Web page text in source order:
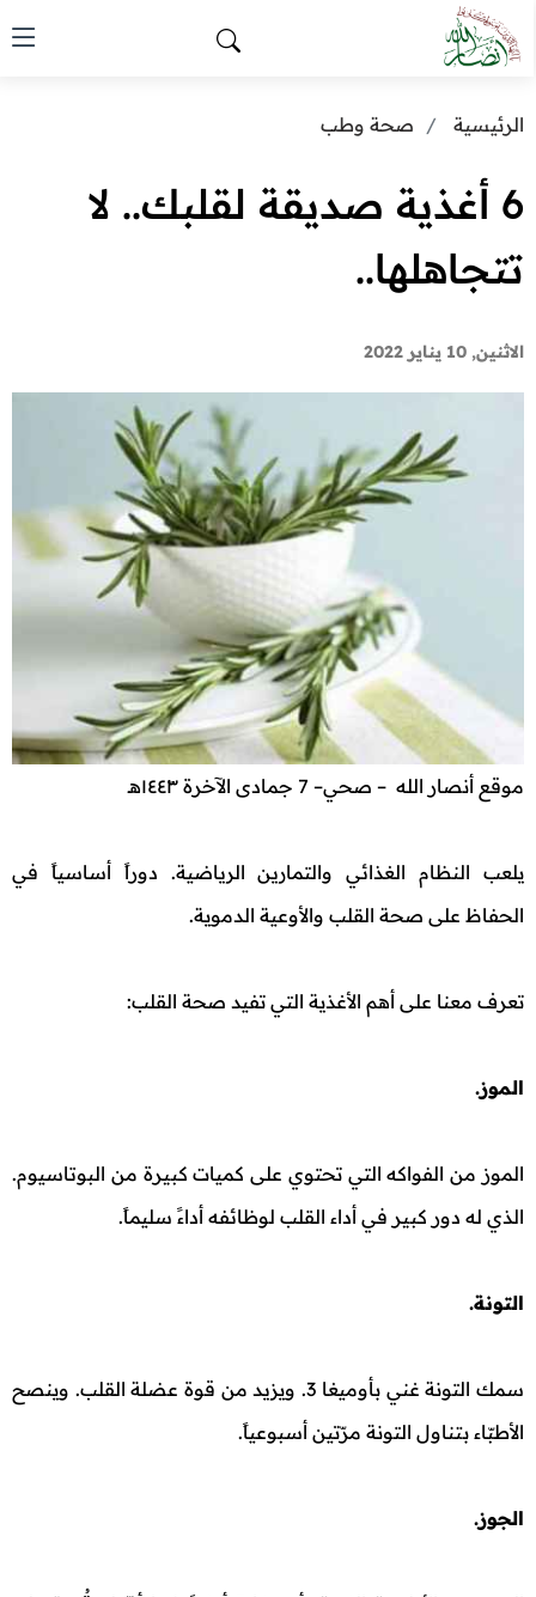
الرئيسية صحة وطب
6 أغذية صديقة لقلبك.. لا
تتجاهلها..
الاثنين, 10 يناير 2022
موقع أنصار الله – صحي– 7 جمادى الآخرة ١٤٤٣هـ
يلعب النظام الغذائي والتمارين الرياضية. دوراً أساسياً في
الحفاظ على صحة القلب والأوعية الدموية.
تعرف معنا على أهم الأغذية التي تفيد صحة القلب:
الموز.
الموز من الفواكه التي تحتوي على كميات كبيرة من البوتاسيوم.
الذي له دور كبير في أداء القلب لوظائفه أداءً سليماً.
التونة.
سمك التونة غني بأوميغا 3. ويزيد من قوة عضلة القلب. وينصح
الأطبّاء بتناول التونة مرّتين أسبوعياً.
الجوز.